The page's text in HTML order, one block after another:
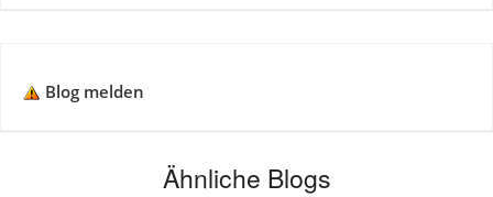
Blog melden
Ähnliche Blogs